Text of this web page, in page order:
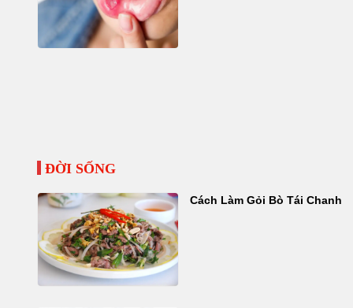
ĐỜI SỐNG
Cách Làm Gỏi Bò Tái Chanh